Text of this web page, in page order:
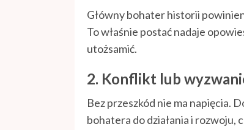
Główny bohater historii
To właśnie postać nadaje
utożsamić.
2. Konflikt lub
Bez przeszkód nie ma napięcia.
bohatera do działania i